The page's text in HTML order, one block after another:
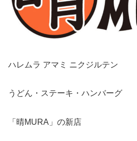
ハレムラ アマミ ニクジルテン
うどん・ステーキ・ハンバーグ
「晴MURA」の新店